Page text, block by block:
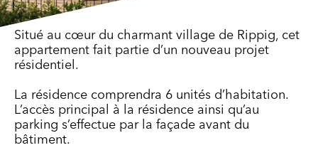
Situé au cœur du charmant village de Rippig, cet
appartement fait partie d’un nouveau projet
résidentiel.
La résidence comprendra 6 unités d’habitation.
L’accès principal à la résidence ainsi qu’au
parking s’effectue par la façade avant du
bâtiment.